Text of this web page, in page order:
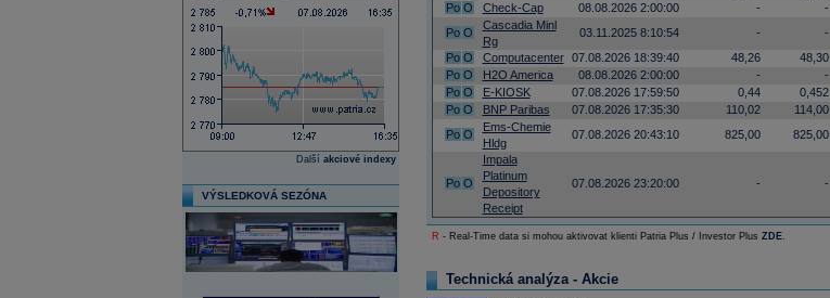
Další akciové indexy
VÝSLEDKOVÁ SEZÓNA
Po O Check-Cap 08.08.2026 2:00:00 - -
Po O
Cascadia Minl
Rg
03.11.2025 8:10:54 - -
Po O Computacenter 07.08.2026 18:39:40 48,26 48,30
Po O H2O America 08.08.2026 2:00:00 - -
Po O E-KIOSK 07.08.2026 17:59:50 0,44 0,452
Po O BNP Paribas 07.08.2026 17:35:30 110,02 114,00
Po O
Ems-Chemie
Hldg
07.08.2026 20:43:10 825,00 825,00
Po O
Impala
Platinum
Depository
Receipt
07.08.2026 23:20:00 - -
R - Real-Time data si mohou aktivovat klienti Patria Plus / Investor Plus ZDE.
Technická analýza - Akcie